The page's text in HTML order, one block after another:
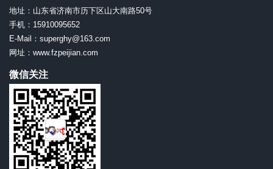
地址：山东省济南市历下区山大南路50号
手机：15910095652
E-Mail：superghy@163.com
网址：www.fzpeijian.com
微信关注